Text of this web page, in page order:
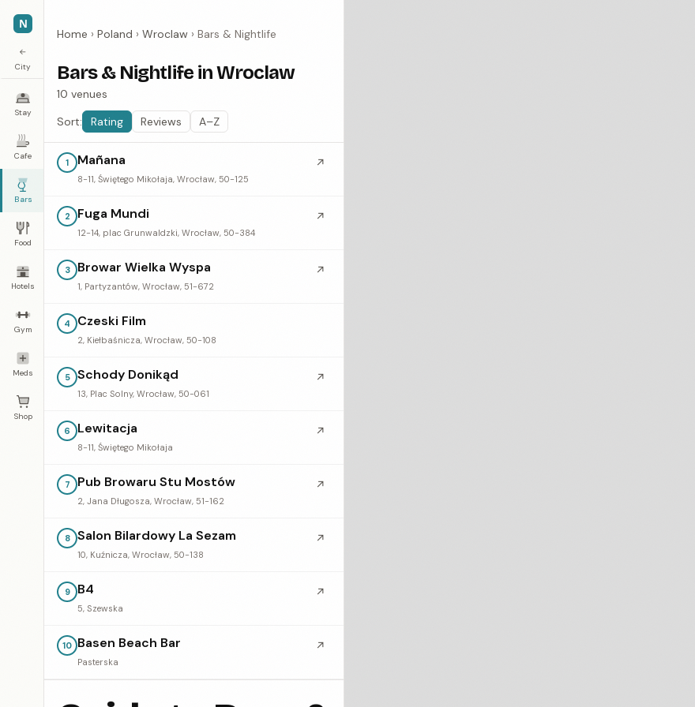
N
←
City
Stay
Cafe
Bars
Food
Hotels
Gym
Meds
Shop
Home › Poland › Wroclaw › Bars & Nightlife
Bars & Nightlife in Wroclaw
10 venues
Sort:
Rating Reviews A–Z
1 Mañana
8-11, Świętego Mikołaja, Wrocław, 50-125
↗
2 Fuga Mundi
12-14, plac Grunwaldzki, Wrocław, 50-384
↗
3 Browar Wielka Wyspa
1, Partyzantów, Wrocław, 51-672
↗
4 Czeski Film
2, Kiełbaśnicza, Wrocław, 50-108
5 Schody Donikąd
13, Plac Solny, Wrocław, 50-061
↗
6 Lewitacja
8-11, Świętego Mikołaja
↗
7 Pub Browaru Stu Mostów
2, Jana Długosza, Wrocław, 51-162
↗
8 Salon Bilardowy La Sezam
10, Kuźnicza, Wrocław, 50-138
↗
9 B4
5, Szewska
↗
10 Basen Beach Bar
Pasterska
↗